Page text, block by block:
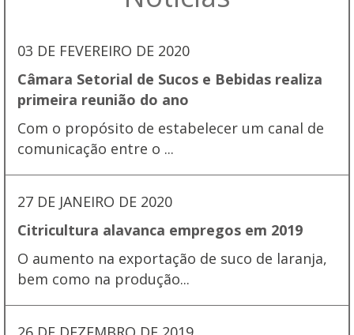
03 DE FEVEREIRO DE 2020
Câmara Setorial de Sucos e Bebidas realiza
primeira reunião do ano
Com o propósito de estabelecer um canal de
comunicação entre o ...
27 DE JANEIRO DE 2020
Citricultura alavanca empregos em 2019
O aumento na exportação de suco de laranja,
bem como na produção...